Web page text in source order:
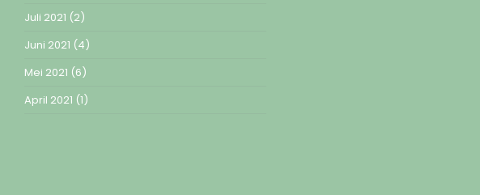
Juli 2021 (2)
Juni 2021 (4)
Mei 2021 (6)
April 2021 (1)